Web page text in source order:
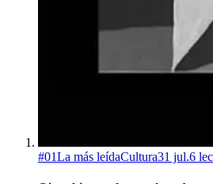
#01La más leídaCultura31 jul.6